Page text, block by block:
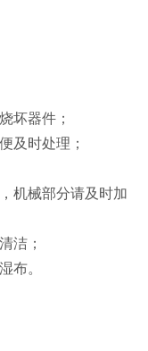
坏器件；
及时处理；
机械部分请及时加
洁；
布。